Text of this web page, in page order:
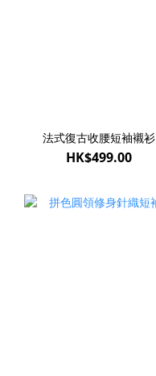
法式復古收腰短袖襯衫
HK$499.00